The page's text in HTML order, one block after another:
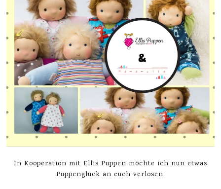
In Kooperation mit Ellis Puppen möchte ich nun etwas
Puppenglück an euch verlosen.